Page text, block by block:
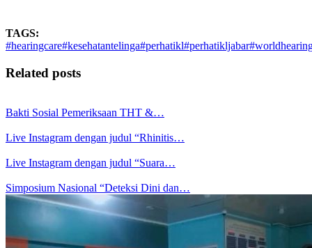
TAGS:
#hearingcare#kesehatantelinga#perhatikl#perhatikljabar
Related posts
Bakti Sosial Pemeriksaan THT &…
Live Instagram dengan judul “Rhinitis…
Live Instagram dengan judul “Suara…
Simposium Nasional “Deteksi Dini dan…